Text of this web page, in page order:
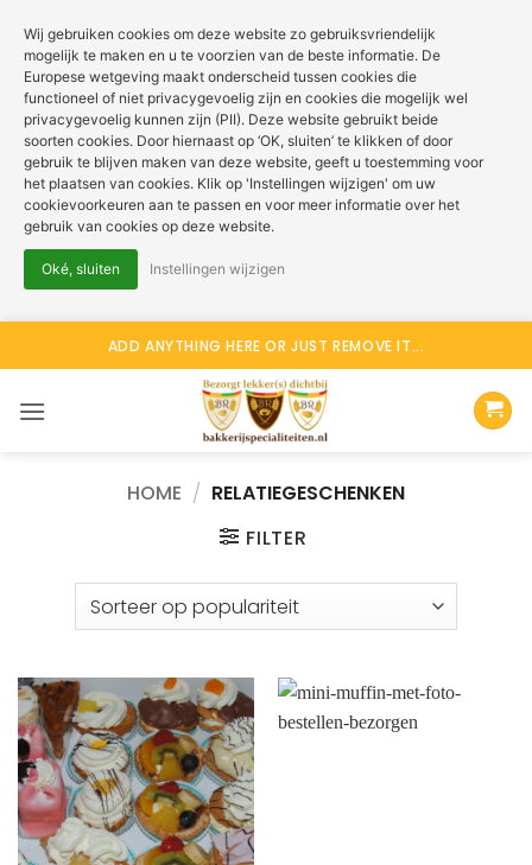
naar
ADD ANYTHING HERE OR JUST REMOVE IT...
HOME / RELATIEGESCHENKEN
FILTER
Wij gebruiken cookies om deze website zo gebruiksvriendelijk
mogelijk te maken en u te voorzien van de beste informatie. De
Europese wetgeving maakt onderscheid tussen cookies die
functioneel of niet privacygevoelig zijn en cookies die mogelijk wel
privacygevoelig kunnen zijn (PII). Deze website gebruikt beide
soorten cookies. Door hiernaast op ‘OK, sluiten’ te klikken of door
gebruik te blijven maken van deze website, geeft u toestemming voor
het plaatsen van cookies. Klik op 'Instellingen wijzigen' om uw
cookievoorkeuren aan te passen en voor meer informatie over het
gebruik van cookies op deze website.
Oké, sluiten Instellingen wijzigen